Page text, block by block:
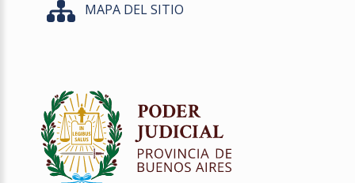
MAPA DEL SITIO